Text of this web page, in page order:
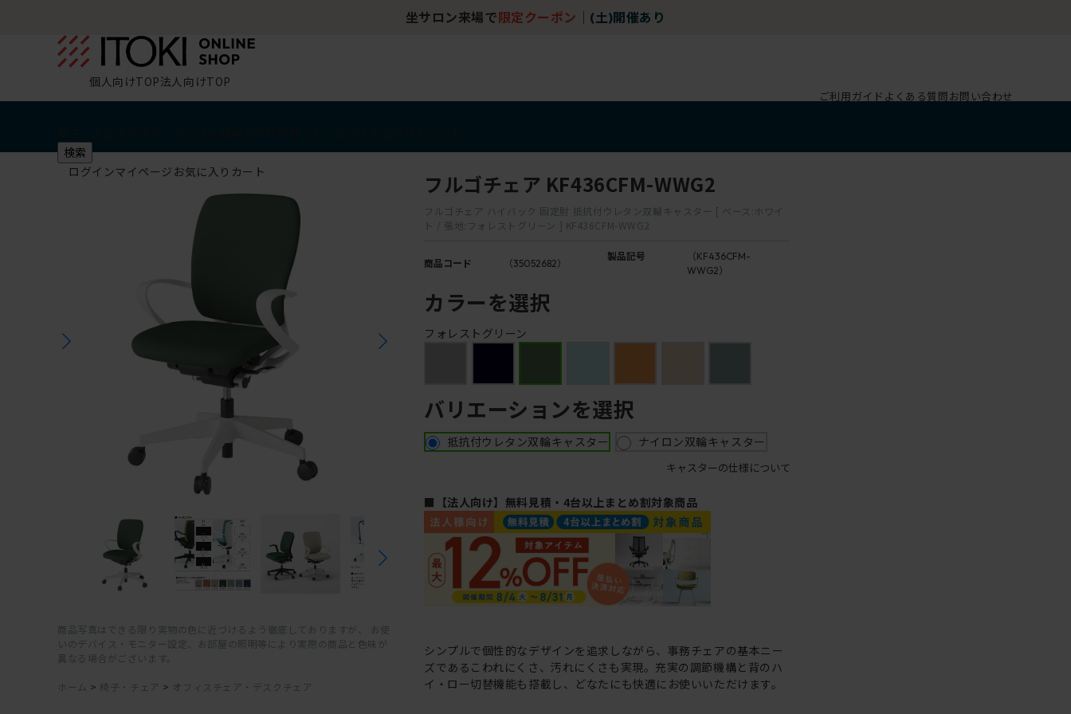
坐サロン来場で 限定クーポン (土)開催あり
個人向けTOP法人向けTOP
ご利用ガイド よくある質問お問い合わせ
検索
ログインマイページ お気に入り カート
商品写真はできる限り実物の色に近づけるよう徹底しておりますが、 お使
いのデバイス・モニター設定、お部屋の照明等により実際の商品と色味が
異なる場合がございます。
ホーム > 椅子・チェア > オフィスチェア・デスクチェア
フルゴチェア KF436CFM-WWG2
フルゴチェア ハイバック 固定肘 抵抗付ウレタン双輪キャスター [ ベース:ホワイ
ト / 張地:フォレストグリーン ] KF436CFM-WWG2
商品コード （35052682）
製品記号
（KF436CFM-
WWG2）
カラーを選択
フォレストグリーン
バリエーションを選択
抵抗付ウレタン双輪キャスター ナイロン双輪キャスター
キャスターの仕様について
■【法人向け】無料見積・4台以上まとめ割対象商品
シンプルで個性的なデザインを追求しながら、事務チェアの基本ニー
ズであるこわれにくさ、汚れにくさも実現。充実の調節機構と背のハ
イ・ロー切替機能も搭載し、どなたにも快適にお使いいただけます。